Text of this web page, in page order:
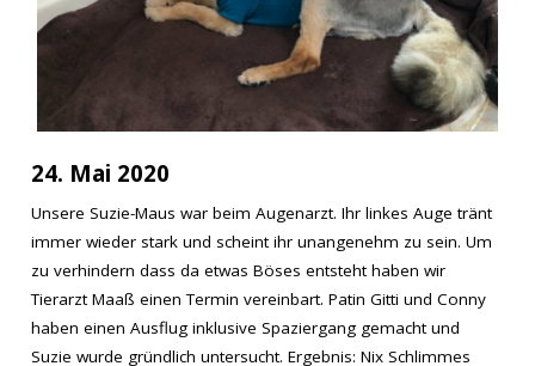
24. Mai 2020
Unsere Suzie-Maus war beim Augenarzt. Ihr linkes Auge tränt
immer wieder stark und scheint ihr unangenehm zu sein. Um
zu verhindern dass da etwas Böses entsteht haben wir
Tierarzt Maaß einen Termin vereinbart. Patin Gitti und Conny
haben einen Ausflug inklusive Spaziergang gemacht und
Suzie wurde gründlich untersucht. Ergebnis: Nix Schlimmes